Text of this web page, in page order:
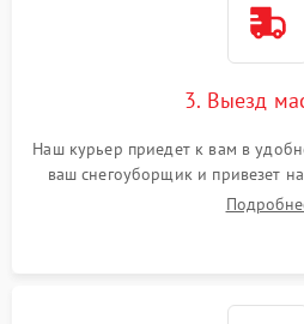
3. Выезд
Наш курьер приедет к вам в
ваш снегоуборщик и привезет